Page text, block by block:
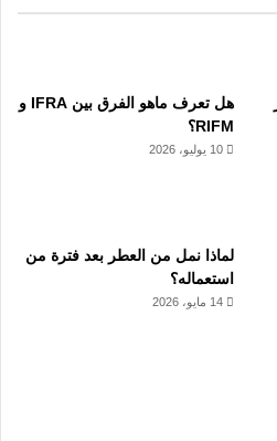
هل تعرف ماهو الفرق بين IFRA و
RIFM؟
10 يوليو، 2026
لماذا نمل من العطر بعد فترة من
استعماله؟
14 مايو، 2026